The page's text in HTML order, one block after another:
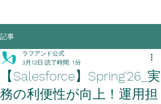
記事
【Salesforce】Spring'26_実
務の利便性が向上！運用担
ラフアンド公式
3月12日 読了時間: 1分